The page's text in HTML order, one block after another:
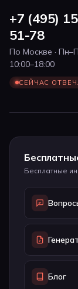
+7 (495)
51-78
По Москве ·
10:00–18:00
СЕЙЧАС
Бесплатные
Блог